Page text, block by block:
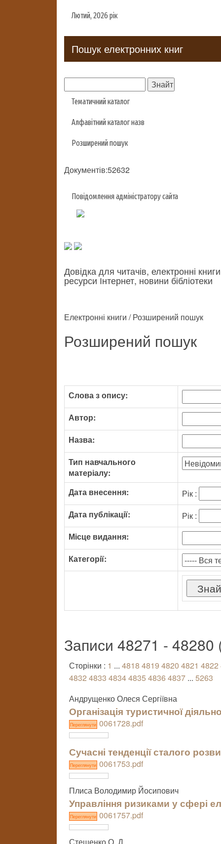
Лютий, 2026 рік
Пошук електронних книг
Тематичний каталог
Алфавітний каталог назв
Розширений пошук
Документів:52632
Повідомлення адміністратору сайта
Довідка для читачів, електронні
ресурси Інтернет, новини бібліотеки
Електронні книги / Розширений пошук
Розширений пошук
Слова з опису:
Автор:
Назва:
Тип навчального
матеріалу:
Дата внесення:
Рік :
Дата публікації:
Рік :
Місце видання:
Категорії:
Записи 48271 - 48280
Сторінки : 1 ... 4818 4819 4820 4821 4822
4832 4833 48344835 4836 4837 ... 5263
Андрущенко Олеся Сергіївна
Організація туристичної
Переглянути 0061728.pdf
Сучасні тенденції сталого
Переглянути 0061753.pdf
Плиса Володимир Йосипович
Управління ризиками у сфері
Переглянути 0061757.pdf